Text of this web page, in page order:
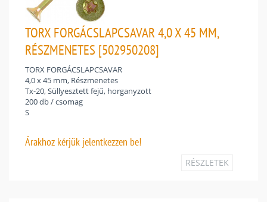
TORX FORGÁCSLAPCSAVAR 4,0 X 45 MM,
RÉSZMENETES [502950208]
TORX FORGÁCSLAPCSAVAR
4,0 x 45 mm, Részmenetes
Tx-20, Süllyesztett fejű, horganyzott
200 db / csomag
S
Árakhoz kérjük jelentkezzen be!
RÉSZLETEK